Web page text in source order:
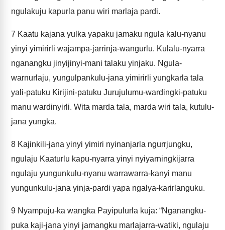
ngulakuju kapurla panu wiri marlaja pardi.
7 Kaatu kajana yulka yapaku jamaku ngula kalu-nyanu
yinyi yimirirli wajampa-jarrinja-wangurlu. Kulalu-nyarra
nganangku jinyijinyi-mani talaku yinjaku. Ngula-
warnurlaju, yungulpankulu-jana yimirirli yungkarla tala
yali-patuku Kirijini-patuku Jurujulumu-wardingki-patuku
manu wardinyirli. Wita marda tala, marda wiri tala, kutulu-
jana yungka.
8 Kajinkili-jana yinyi yimiri nyinanjarla ngurrjungku,
ngulaju Kaaturlu kapu-nyarra yinyi nyiyarningkijarra
ngulaju yungunkulu-nyanu warrawarra-kanyi manu
yungunkulu-jana yinja-pardi yapa ngalya-karirlanguku.
9 Nyampuju-ka wangka Payipulurla kuja: “Nganangku-
puka kaji-jana yinyi jamangku marlajarra-watiki, ngulaju